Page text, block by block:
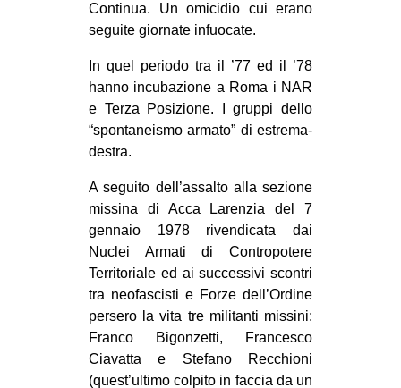
Continua. Un omicidio cui erano
seguite giornate infuocate.
In quel periodo tra il ’77 ed il ’78
hanno incubazione a Roma i NAR
e Terza Posizione. I gruppi dello
“spontaneismo armato” di estrema-
destra.
A seguito dell’assalto alla sezione
missina di Acca Larenzia del 7
gennaio 1978 rivendicata dai
Nuclei Armati di Contropotere
Territoriale ed ai successivi scontri
tra neofascisti e Forze dell’Ordine
persero la vita tre militanti missini:
Franco Bigonzetti, Francesco
Ciavatta e Stefano Recchioni
(quest’ultimo colpito in faccia da un